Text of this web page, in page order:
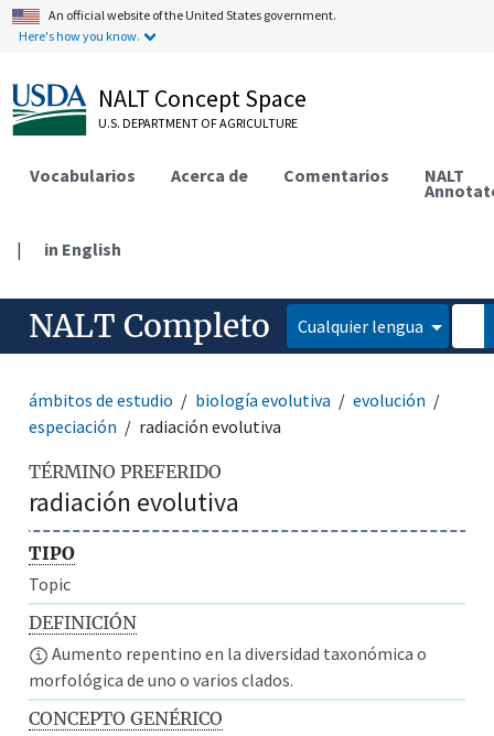
An official website of the United States government.
Here's how you know.
NALT Concept Space
U.S. DEPARTMENT OF AGRICULTURE
Vocabularios Acerca de Comentarios NALT
| in English
NALT Completo Cualquier lengua
ámbitos de estudio biología evolutiva
evolución
especiación
radiación evolutiva
TÉRMINO PREFERIDO
radiación evolutiva
TIPO
Topic
DEFINICIÓN
Aumento repentino en la diversidad taxonómica o
morfológica de uno o varios clados.
CONCEPTO GENÉRICO